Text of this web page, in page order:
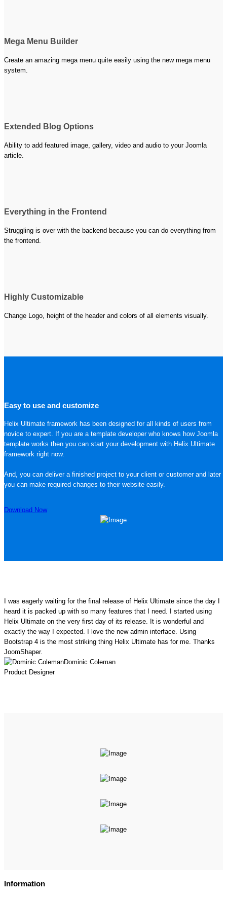
Mega Menu Builder
Create an amazing mega menu quite easily using the new mega menu
system.
Extended Blog Options
Ability to add featured image, gallery, video and audio to your Joomla
article.
Everything in the Frontend
Struggling is over with the backend because you can do everything from
the frontend.
Highly Customizable
Change Logo, height of the header and colors of all elements visually.
Easy to use and customize
Helix Ultimate framework has been designed for all kinds of users from
novice to expert. If you are a template developer who knows how Joomla
template works then you can start your development with Helix Ultimate
framework right now.
And, you can deliver a finished project to your client or customer and later
you can make required changes to their website easily.
Download Now
I was eagerly waiting for the final release of Helix Ultimate since the day I
heard it is packed up with so many features that I need. I started using
Helix Ultimate on the very first day of its release. It is wonderful and
exactly the way I expected. I love the new admin interface. Using
Bootstrap 4 is the most striking thing Helix Ultimate has for me. Thanks
JoomShaper.
Dominic Coleman
Product Designer
Information